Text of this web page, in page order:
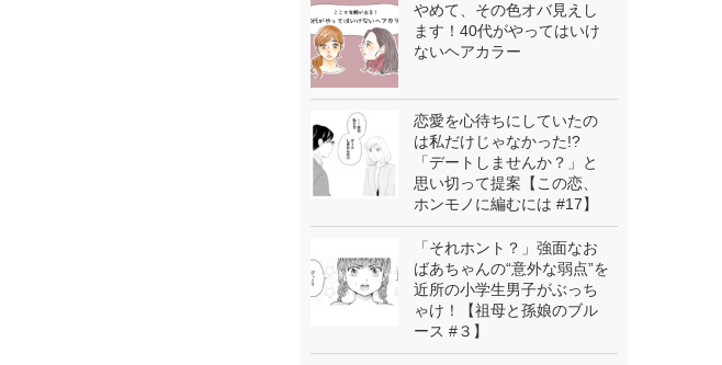
やめて、その色オバ見えし
ます！40代がやってはいけ
ないヘアカラー
恋愛を心待ちにしていたの
は私だけじゃなかった!?
「デートしませんか？」と
思い切って提案【この恋、
ホンモノに編むには #17】
「それホント？」強面なお
ばあちゃんの“意外な弱点”を
近所の小学生男子がぶっち
ゃけ！【祖母と孫娘のブル
ース #３】